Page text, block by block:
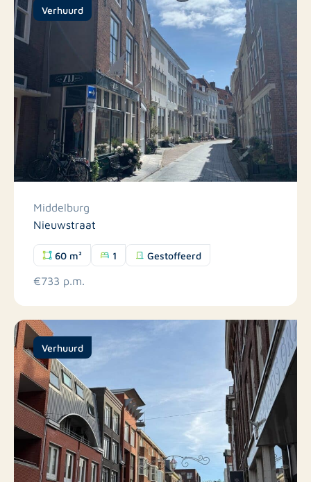
Verhuurd
Middelburg
Nieuwstraat
60 m² 1 Gestoffeerd
€733 p.m.
Verhuurd